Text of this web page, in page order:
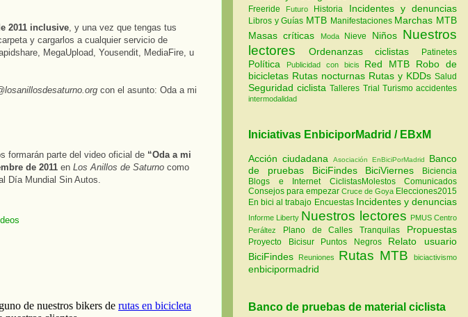
2011 inclusive , y una vez que tengas tus
y cargarlos a cualquier servicio de
MegaUpload, Yousendit, MediaFire, u
con el asunto: Oda a mi
formarán parte del video oficial de “Oda a mi
de 2011 en Los Anillos de Saturno como
Día Mundial Sin Autos.
Freeride Futuro Historia Incidentes y denuncias
Libros y Guías MTB Manifestaciones Marchas MTB
Masas críticas
Moda Nieve Niños Nuestros
lectores
Ordenanzas ciclistas Patinetes
Política Publicidad con bicis Red MTB Robo de
bicicletas Rutas nocturnas Rutas y KDDs Salud
Seguridad ciclistaTalleres Trial Turismoaccidentes
intermodalidad
Iniciativas EnbiciporMadrid / EBxM
Acción ciudadana Asociación EnBiciPorMadrid
Banco
de pruebas
BiciFindes BiciViernes
Biciencia
Blogs e Internet
CiclistasMolestos
Comunicados
Consejos para empezar Cruce de Goya Elecciones2015
En bici al trabajo Encuestas Incidentes y denuncias
Informe Liberty Nuestros lectores
PMUS Centro
Peráltez
Plano de Calles Tranquilas Propuestas
Proyecto Bicisur Puntos Negros
Relato usuario
BiciFindes
Reuniones Rutas MTB biciactivismo
enbicipormadrid
Banco de pruebas de material ciclista